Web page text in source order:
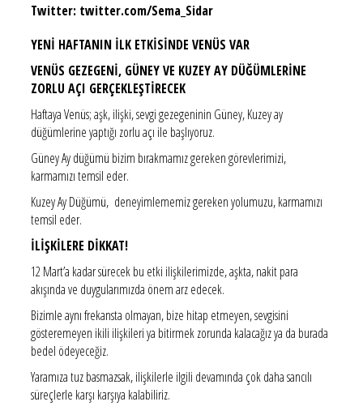
Twitter: twitter.com/Sema_Sidar
YENİ HAFTANIN İLK ETKİSİNDE VENÜS VAR
VENÜS GEZEGENİ, GÜNEY VE KUZEY AY DÜĞÜMLERİNE
ZORLU AÇI GERÇEKLEŞTİRECEK
Haftaya Venüs; aşk, ilişki, sevgi gezegeninin Güney, Kuzey ay
düğümlerine yaptığı zorlu açı ile başlıyoruz.
Güney Ay düğümü bizim bırakmamız gereken görevlerimizi,
karmamızı temsil eder.
Kuzey Ay Düğümü, deneyimlememiz gereken yolumuzu, karmamızı
temsil eder.
İLİŞKİLERE DİKKAT!
12 Mart’a kadar sürecek bu etki ilişkilerimizde, aşkta, nakit para
akışında ve duygularımızda önem arz edecek.
Bizimle aynı frekansta olmayan, bize hitap etmeyen, sevgisini
gösteremeyen ikili ilişkileri ya bitirmek zorunda kalacağız ya da burada
bedel ödeyeceğiz.
Yaramıza tuz basmazsak, ilişkilerle ilgili devamında çok daha sancılı
süreçlerle karşı karşıya kalabiliriz.